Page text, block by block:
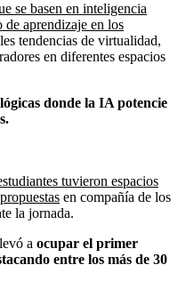
se basen en inteligencia
aprendizaje en los
tendencias de virtualidad,
en diferentes espacios
donde la IA potencie
tuvieron espacios
en compañía de los
la jornada.
a ocupar el primer
entre los más de 30